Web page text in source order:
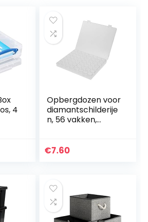
4
Opbergdozen voor
diamantschilderije
n, 56 vakken,
bewaardoos voor
€7.60